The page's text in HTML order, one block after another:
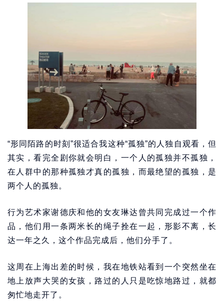
“形同陌路的时刻”很适合我这种“孤独”的人独自观看，但
其实，看完全剧你就会明白，一个人的孤独并不孤独，
在人群中的那种孤独才真的孤独，而最绝望的孤独，是
两个人的孤独。
行为艺术家谢德庆和他的女友琳达曾共同完成过一个作
品，他们用一条两米长的绳子拴在一起，形影不离，长
达一年之久，这个作品完成后，他们分手了。
这周在上海出差的时候，我在地铁站看到一个突然坐在
地上放声大哭的女孩，路过的人只是吃惊地路过，就都
匆忙地走开了。